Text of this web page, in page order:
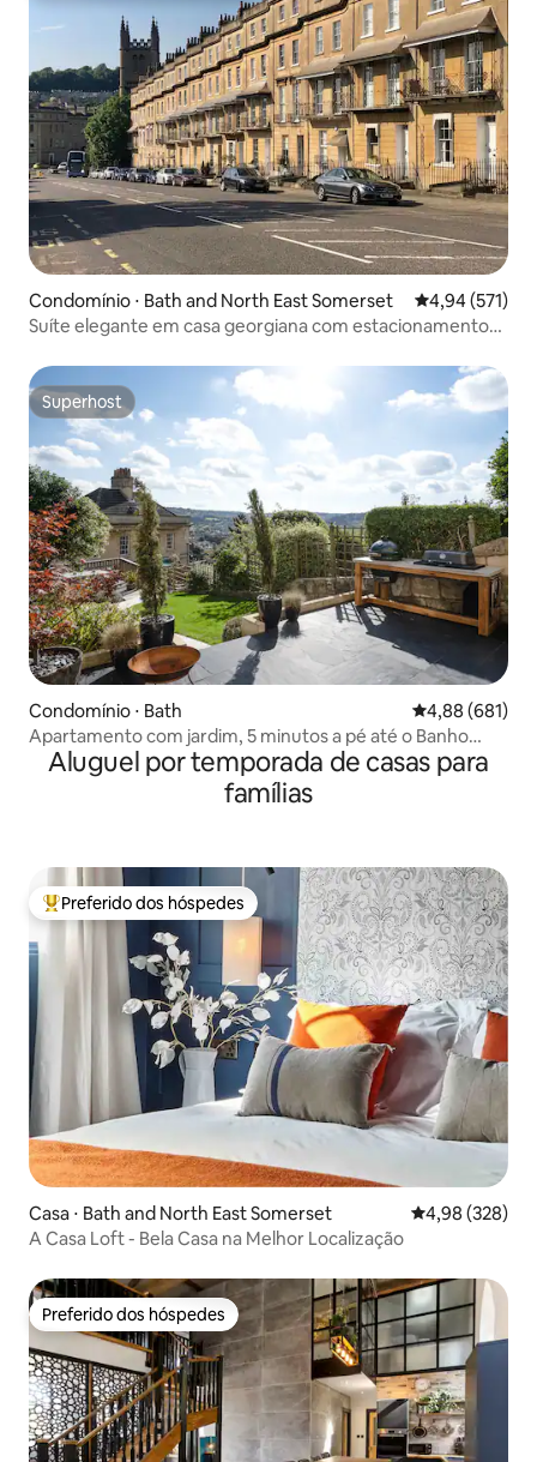
Condomínio ⋅ Bath and North East Somerset 4,94 de uma
4,94 (571)
Suíte elegante em casa georgiana com estacionamento
Superhost
Superhost
Condomínio ⋅ Bath 4,88 de uma
4,88 (681)
Apartamento com jardim, 5 minutos a pé até o Banho
Central
Aluguel por temporada de casas para
famílias
Entre os melhores preferidos dos hóspedes
Preferido dos hóspedes
Casa ⋅ Bath and North East Somerset 4,98 de uma
4,98 (328)
A Casa Loft - Bela Casa na Melhor Localização
Preferido dos hóspedes
Preferido dos hóspedes